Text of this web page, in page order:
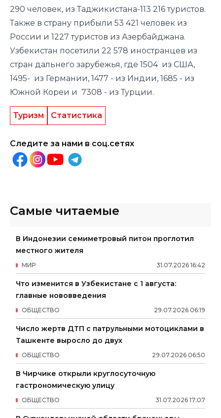
290 человек, из Таджикистана-113 216 туристов.
Также в страну прибыли 53 421 человек из
России и 1227 туристов из Азербайджана.
Узбекистан посетили 22 578 иностранцев из
стран дальнего зарубежья, где 1504 из США,
1495- из Германии, 1477 - из Индии, 1685 - из
Южной Кореи и 7308 - из Турции.
Туризм Статистика
Следите за нами в соц.сетях
Самые читаемые
В Индонезии семиметровый питон проглотил
местного жителя
31.07.2026 16:42
МИР
Что изменится в Узбекистане с 1 августа:
главные нововведения
29.07.2026 06:19
ОБЩЕСТВО
Число жертв ДТП с патрульными мотоциклами в
Ташкенте выросло до двух
29.07.2026 06:50
ОБЩЕСТВО
В Чирчике открыли круглосуточную
гастрономическую улицу
31.07.2026 17:07
ОБЩЕСТВО